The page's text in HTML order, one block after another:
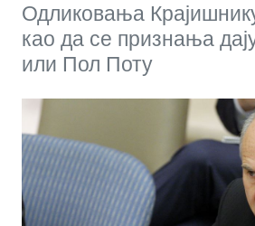
Одликовања
као да се признања
или Пол Поту